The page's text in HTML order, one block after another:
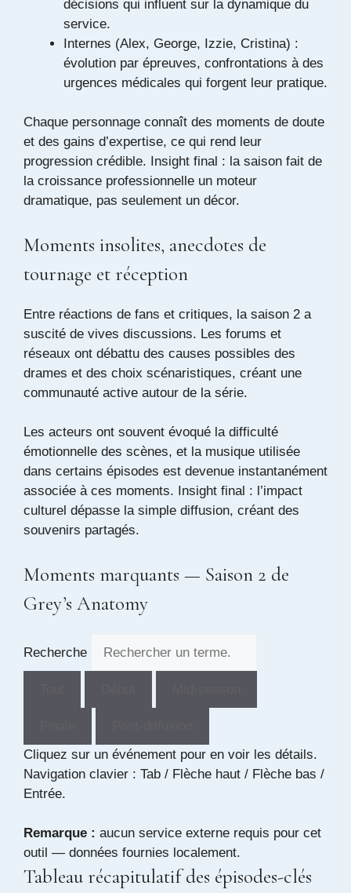
décisions qui influent sur la dynamique du
service.
Internes (Alex, George, Izzie, Cristina) :
évolution par épreuves, confrontations à des
urgences médicales qui forgent leur pratique.
Chaque personnage connaît des moments de doute
et des gains d’expertise, ce qui rend leur
progression crédible. Insight final : la saison fait de
la croissance professionnelle un moteur
dramatique, pas seulement un décor.
Moments insolites, anecdotes de
tournage et réception
Entre réactions de fans et critiques, la saison 2 a
suscité de vives discussions. Les forums et
réseaux ont débattu des causes possibles des
drames et des choix scénaristiques, créant une
communauté active autour de la série.
Les acteurs ont souvent évoqué la difficulté
émotionnelle des scènes, et la musique utilisée
dans certains épisodes est devenue instantanément
associée à ces moments. Insight final : l’impact
culturel dépasse la simple diffusion, créant des
souvenirs partagés.
Moments marquants — Saison 2 de
Grey’s Anatomy
Recherche
Cliquez sur un événement pour en voir les détails.
Navigation clavier : Tab / Flèche haut / Flèche bas /
Entrée.
Remarque : aucun service externe requis pour cet
outil — données fournies localement.
Tableau récapitulatif des épisodes-clés